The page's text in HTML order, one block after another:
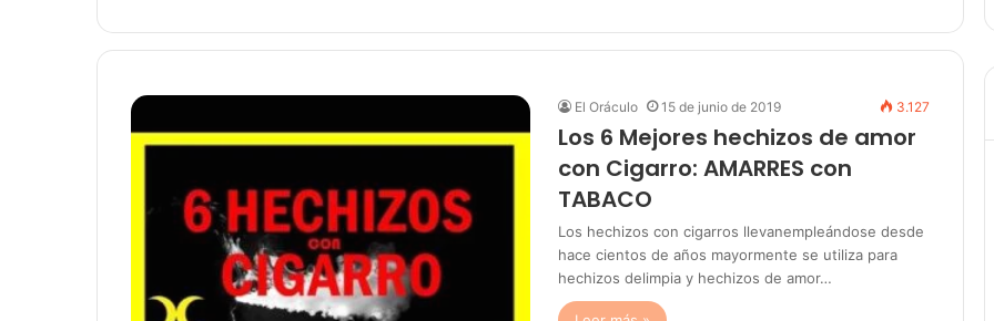
El Oráculo 15 de junio de 2019 3.127
Los 6 Mejores hechizos de amor
con Cigarro: AMARRES con
TABACO
Los hechizos con cigarros llevanempleándose desde
hace cientos de años mayormente se utiliza para
hechizos delimpia y hechizos de amor…